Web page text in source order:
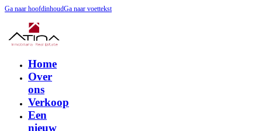
Ga naar hoofdinhoudGa naar voettekst
Home
Over
ons
Verkoop
Een
nieuw